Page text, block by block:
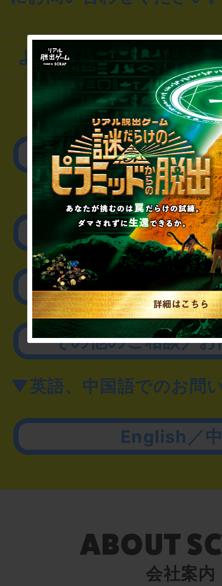
よくあるお問い合わせ
▼一般のお客様
公演内容、チケット
▼企業／法人の方
リアル脱出ゲーム制作
取材に関するお
その他のご相談／
▼英語、中国語でのお問
English／
会社案内